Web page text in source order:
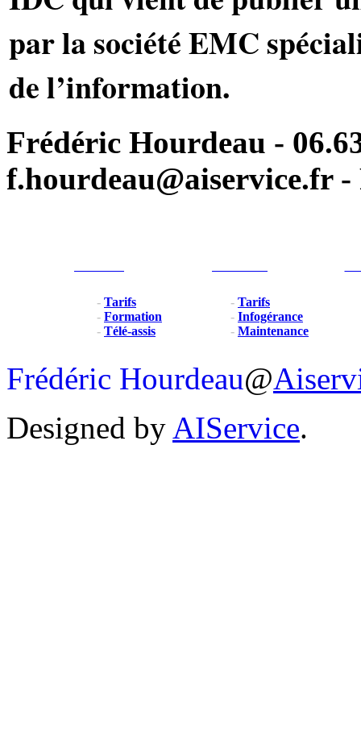
par la société EMC
de l’information.
Frédéric Hourdeau -
f.hourdeau@aiservice.fr -
- Tarifs
- Formation
- Télé-assis
- Tarifs
- Infogérance
- Maintenance
Frédéric Hourdeau@
Designed by AIService.